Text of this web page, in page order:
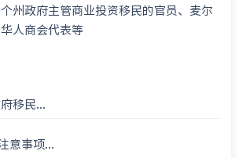
州政府主管商业投资移民的官员、麦尔
人商会代表等
移民...
意事项...